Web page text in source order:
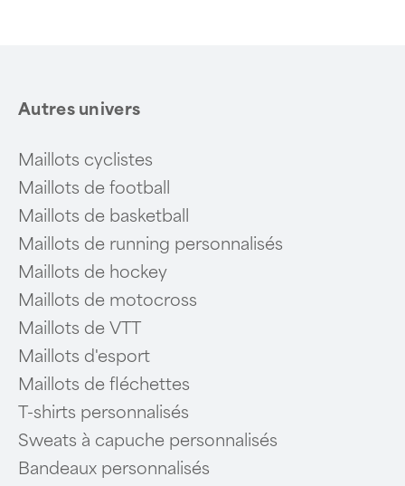
Autres univers
Maillots cyclistes
Maillots de football
Maillots de basketball
Maillots de running personnalisés
Maillots de hockey
Maillots de motocross
Maillots de VTT
Maillots d'esport
Maillots de fléchettes
T-shirts personnalisés
Sweats à capuche personnalisés
Bandeaux personnalisés